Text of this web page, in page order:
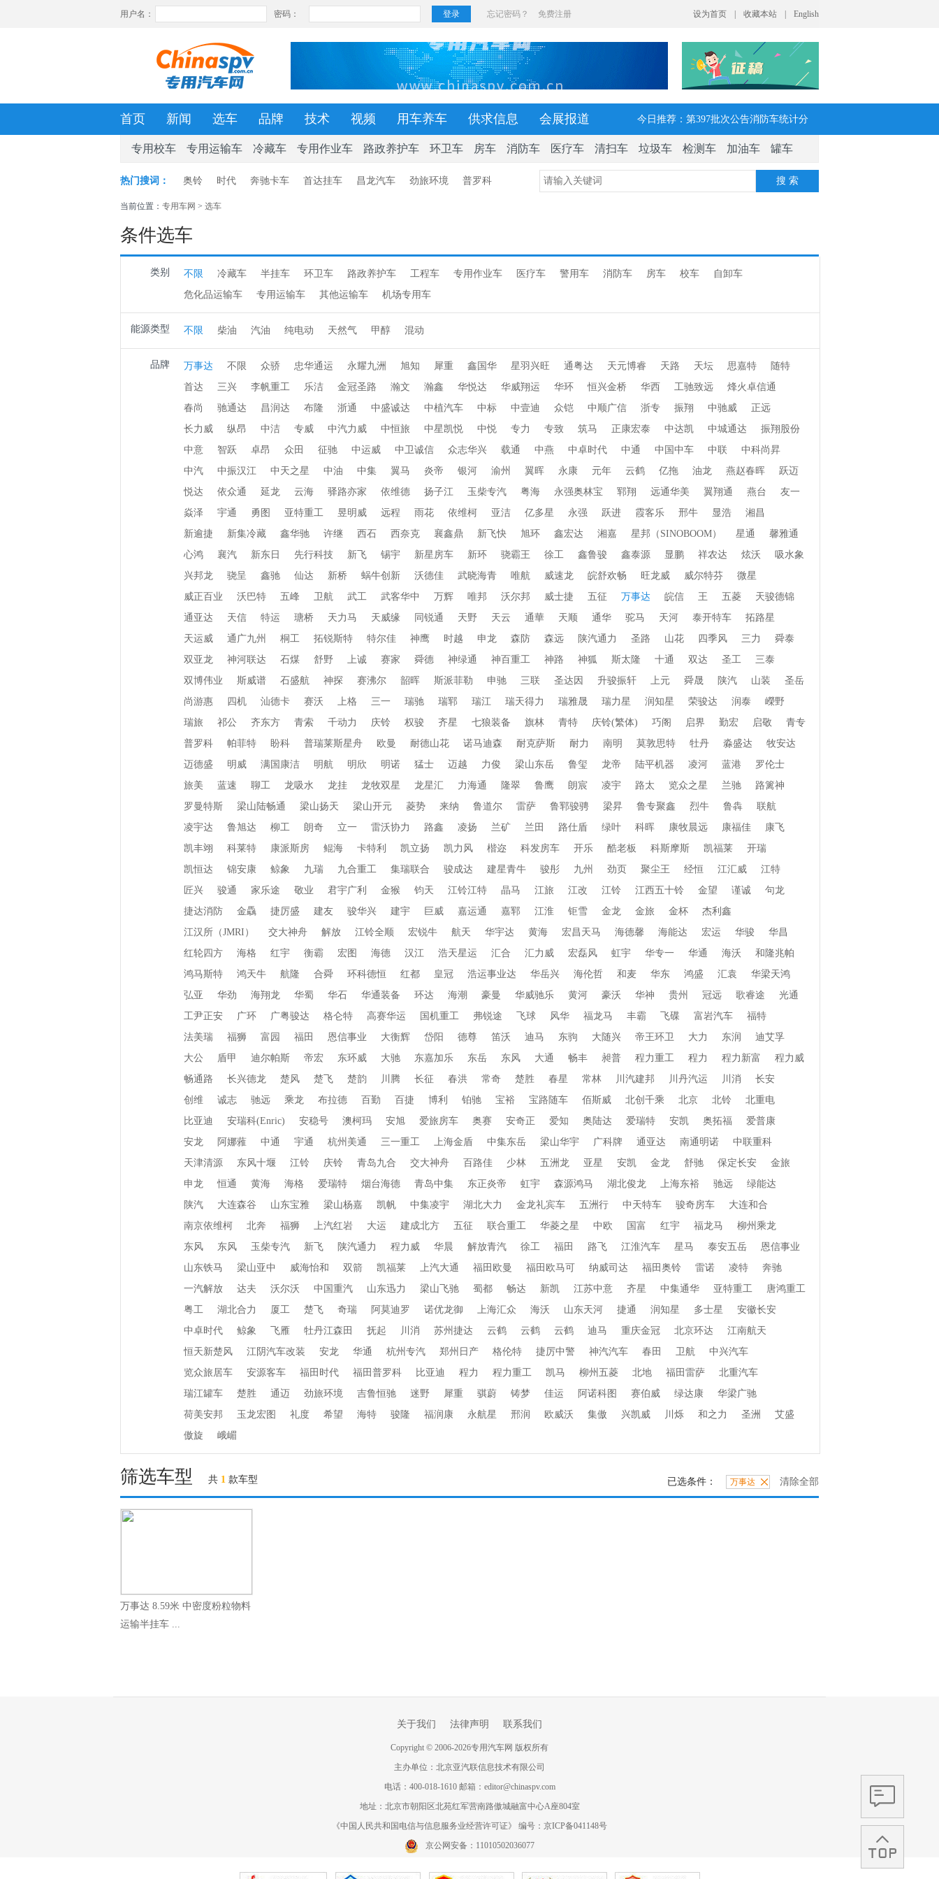
首页 新闻 选车 品牌 技术 视频 用车养车 供求信息 会展报道 今日推荐：第397批次公告消防车统计分
析：公示企业达21家11种车型，水罐、器
今日推荐：今年危险货物港口作业安全生
专用校车 专用运输车 冷藏车 专用作业车 路政养护车 环卫车 房车 消防车 医疗车 清扫车 垃圾车 检测车 加油车 罐车
热门搜词： 奥铃 时代 奔驰卡车 首达挂车 昌龙汽车 劲旅环境 普罗科 搜 索
当前位置： 专用车网 > 选车
条件选车
类别 不限 冷藏车 半挂车 环卫车 路政养护车 工程车 专用作业车 医疗车 警用车 消防车 房车 校车
自卸车
危化品运输车
专用运输车 其他运输车 机场专用车
能源类型 不限 柴油 汽油 纯电动 天然气 甲醇 混动
品牌 万事达 不限 众骄 忠华通运 永耀九洲 旭知 犀重 鑫国华 星羽兴旺 通粤达 天元博睿 天路 天坛 思嘉特
随特
首达
三兴 李帆重工 乐洁 金冠圣路 瀚文 瀚鑫 华悦达 华威翔运 华环 恒兴金桥 华西 工驰致远
烽火卓信通
春尚
驰通达 昌润达 布隆 浙通 中盛诚达 中植汽车 中标 中壹迪 众铠 中顺广信 浙专 振翔 中驰威
正远
长力威
纵昂 中洁 专威 中汽力威 中恒旅 中星凯悦 中悦 专力 专致 筑马 正康宏泰 中达凯 中城通达
振翔股份
中意
智跃 卓昂 众田 征驰 中运威 中卫诚信 众志华兴 载通 中燕 中卓时代 中通 中国中车 中联
中科尚昇
中汽
中振汉江 中天之星 中油 中集 翼马 炎帝 银河 渝州 翼晖 永康 元年 云鹤 亿拖 油龙 燕赵春晖
跃迈
悦达
依众通 延龙 云海 驿路亦家 依维德 扬子江 玉柴专汽 粤海 永强奥林宝 郓翔 远通华美 翼翔通 燕台
友一
焱泽
宇通 勇图 亚特重工 昱明威 远程 雨花 依维柯 亚洁 亿多星 永强 跃进 霞客乐 邢牛 显浩
湘昌
新逾捷
新集冷藏 鑫华驰 许继 西石 西奈克 襄鑫鼎 新飞快 旭环 鑫宏达 湘嘉 星邦（SINOBOOM） 星通
馨雅通
心鸿
襄汽 新东日 先行科技 新飞 锡宇 新星房车 新环 骁霸王 徐工 鑫鲁骏 鑫泰源 显鹏 祥农达 炫沃
吸水象
兴邦龙
骁呈 鑫驰 仙达 新桥 蜗牛创新 沃德佳 武晓海青 唯航 威速龙 皖舒欢畅 旺龙威 威尔特芬
微星
威正百业
沃巴特 五峰 卫航 武工 武客华中 万辉 唯邦 沃尔邦 威士捷 五征 万事达 皖信 王 五菱
天骏德锦
通亚达
天信 特运 瑭桥 天力马 天威缘 同锐通 天野 天云 通華 天顺 通华 驼马 天河 泰开特车
拓路星
天运威
通广九州 桐工 拓锐斯特 特尔佳 神鹰 时越 申龙 森防 森远 陕汽通力 圣路 山花 四季风 三力
舜泰
双亚龙
神河联达 石煤 舒野 上诚 赛家 舜德 神绿通 神百重工 神路 神狐 斯太隆 十通 双达 圣工
三泰
双博伟业
斯威谱 石盛航 神探 赛沸尔 韶晖 斯派菲勒 申驰 三联 圣达因 升骏振轩 上元 舜晟 陕汽 山装
圣岳
尚游惠
四机 汕德卡 赛沃 上格 三一 瑞驰 瑞郓 瑞江 瑞天得力 瑞雅晟 瑞力星 润知星 荣骏达 润泰
嶸野
瑞旅
祁公 齐东方 青索 千动力 庆铃 权骏 齐星 七狼装备 旗林 青特 庆铃(繁体) 巧阁 启界 勤宏 启敬
青专
普罗科
帕菲特 盼科 普瑞莱斯星舟 欧曼 耐德山花 诺马迪森 耐克萨斯 耐力 南明 莫敦思特 牡丹 淼盛达
牧安达
迈德盛
明威 满国康洁 明航 明欣 明诺 猛士 迈越 力俊 梁山东岳 鲁玺 龙帝 陆平机器 凌河 蓝港
罗伦士
旅美
蓝速 聊工 龙吸水 龙挂 龙牧双星 龙星汇 力海通 隆翠 鲁鹰 朗宸 凌宇 路太 览众之星 兰驰
路篱神
罗曼特斯
梁山陆畅通 梁山扬天 梁山开元 菱势 来纳 鲁道尔 雷萨 鲁郓骏骋 梁昇 鲁专聚鑫 烈牛 鲁犇
联航
凌宇达
鲁旭达 柳工 朗奇 立一 雷沃协力 路鑫 凌扬 兰矿 兰田 路仕盾 绿叶 科晖 康牧晨远 康福佳
康飞
凯丰翊
科莱特 康派斯房 鲲海 卡特利 凯立扬 凯力风 楷迩 科发房车 开乐 酷老板 科斯摩斯 凯福莱
开瑞
凯恒达
锦安康 鲸象 九瑞 九合重工 集瑞联合 骏成达 建星青牛 骏彤 九州 劲页 聚尘王 经恒 江汇威
江特
匠兴
骏通 家乐途 敬业 君宇广利 金猴 钧天 江铃江特 晶马 江旅 江改 江铃 江西五十铃 金望 谨诚
句龙
捷达消防
金驫 捷厉盛 建友 骏华兴 建宇 巨威 嘉运通 嘉郓 江淮 钜雪 金龙 金旅 金杯
杰利鑫
江汉所（JMRI）
交大神舟 解放 江铃全顺 宏锐牛 航天 华宇达 黄海 宏昌天马 海德馨 海能达 宏运 华骏
华昌
红轮四方
海格 红宇 衡霸 宏图 海德 汉江 浩天星运 汇合 汇力威 宏磊风 虹宇 华专一 华通 海沃
和隆兆帕
鸿马斯特
鸿天牛 航隆 合舜 环科德恒 红都 皇冠 浩运事业达 华岳兴 海伦哲 和麦 华东 鸿盛 汇袁
华梁天鸿
弘亚
华劲 海翔龙 华蜀 华石 华通装备 环达 海潮 豪曼 华威驰乐 黄河 豪沃 华神 贵州 冠远 歌睿途
光通
工尹正安
广环 广粤骏达 格仑特 高赛华运 国机重工 弗锐途 飞球 风华 福龙马 丰霸 飞碟 富岩汽车
福特
法美瑞
福狮 富园 福田 恩信事业 大衡辉 岱阳 德尊 笛沃 迪马 东驹 大随兴 帝王环卫 大力 东润
迪艾孚
大公
盾甲 迪尔帕斯 帝宏 东环威 大驰 东嘉加乐 东岳 东风 大通 畅丰 昶普 程力重工 程力 程力新富
程力威
畅通路
长兴德龙 楚风 楚飞 楚韵 川腾 长征 春洪 常奇 楚胜 春星 常林 川汽建邦 川丹汽运 川消
长安
创维
诚志 驰远 乘龙 布拉德 百勤 百捷 博利 铂驰 宝裕 宝路随车 佰斯威 北创千乘 北京 北铃
北重电
比亚迪
安瑞科(Enric) 安稳号 澳柯玛 安旭 爱旅房车 奥赛 安奇正 爱知 奥陆达 爱瑞特 安凯 奥拓福
爱普康
安龙
阿娜蕥 中通 宇通 杭州美通 三一重工 上海金盾 中集东岳 梁山华宇 广科牌 通亚达 南通明诺
中联重科
天津清源
东风十堰 江铃 庆铃 青岛九合 交大神舟 百路佳 少林 五洲龙 亚星 安凯 金龙 舒驰 保定长安
金旅
申龙
恒通 黄海 海格 爱瑞特 烟台海德 青岛中集 东正炎帝 虹宇 森源鸿马 湖北俊龙 上海东裕 驰远
绿能达
陕汽
大连森谷 山东宝雅 梁山杨嘉 凯帆 中集凌宇 湖北大力 金龙礼宾车 五洲行 中天特车 骏奇房车
大连和合
南京依维柯
北奔 福狮 上汽红岩 大运 建成北方 五征 联合重工 华菱之星 中欧 国富 红宇 福龙马
柳州乘龙
东风
东风 玉柴专汽 新飞 陕汽通力 程力威 华晨 解放青汽 徐工 福田 路飞 江淮汽车 星马 泰安五岳
恩信事业
山东铁马
梁山亚中 威海怡和 双箭 凯福莱 上汽大通 福田欧曼 福田欧马可 纳威司达 福田奥铃 雷诺 凌特
奔驰
一汽解放
达夫 沃尔沃 中国重汽 山东迅力 梁山飞驰 蜀都 畅达 新凯 江苏中意 齐星 中集通华 亚特重工
唐鸿重工
粤工
湖北合力 厦工 楚飞 奇瑞 阿莫迪罗 诺优龙御 上海汇众 海沃 山东天河 捷通 润知星 多士星
安徽长安
中卓时代
鲸象 飞雁 牡丹江森田 抚起 川消 苏州捷达 云鹤 云鹤 云鹤 迪马 重庆金冠 北京环达
江南航天
恒天新楚风
江阴汽车改装 安龙 华通 杭州专汽 郑州日产 格伦特 捷厉中警 神汽汽车 春田 卫航
中兴汽车
览众旅居车
安源客车 福田时代 福田普罗科 比亚迪 程力 程力重工 凯马 柳州五菱 北地 福田雷萨
北重汽车
瑞江罐车
楚胜 通迈 劲旅环境 吉鲁恒驰 迷野 犀重 骐蔚 铸梦 佳运 阿诺科图 赛伯威 绿达康
华梁广驰
荷美安邦
玉龙宏图 礼度 希望 海特 骏隆 福润康 永航星 邢润 欧威沃 集傲 兴凯威 川烁 和之力 圣洲
艾盛
傲旋
峨嵋
筛选车型 共 1 款车型 已选条件： 万事达 清除全部
万事达 8.59米 中密度粉粒物料
运输半挂车 ...
关于我们 法律声明 联系我们
Copyright © 2006-2026专用汽车网 版权所有
主办单位：北京亚汽联信息技术有限公司
电话：400-018-1610 邮箱：editor@chinaspv.com
地址：北京市朝阳区北苑红军营南路傲城融富中心A座804室
《中国人民共和国电信与信息服务业经营许可证》 编号：京ICP备041148号
京公网安备：11010502036077